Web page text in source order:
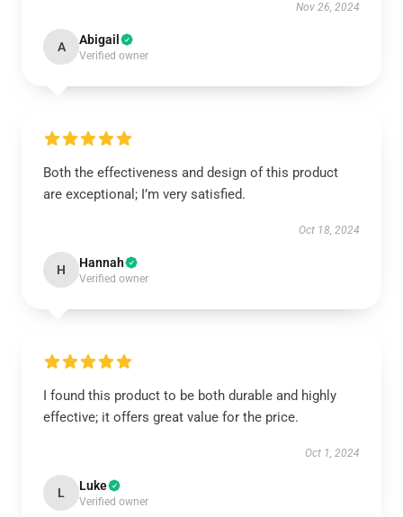
Nov 26, 2024
A Abigail
Verified owner
Both the effectiveness and design of this product
are exceptional; I’m very satisfied.
Oct 18, 2024
H Hannah
Verified owner
I found this product to be both durable and highly
effective; it offers great value for the price.
Oct 1, 2024
L Luke
Verified owner